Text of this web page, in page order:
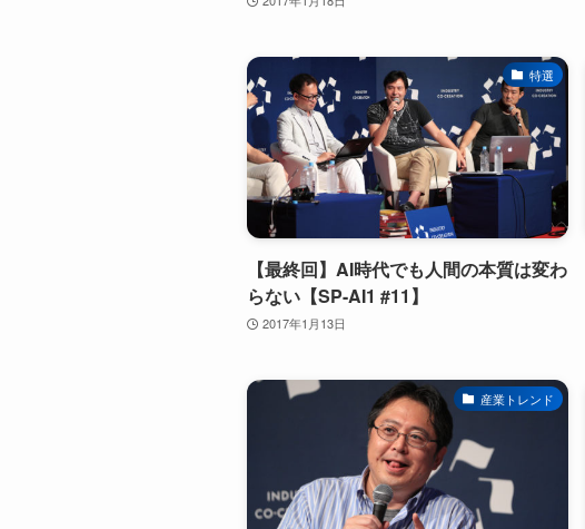
特選
【最終回】AI時代でも人間の本質は変わ
らない【SP-AI1 #11】
2017年1月13日
産業トレンド